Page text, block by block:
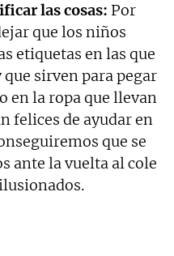
las cosas: Por
que los niños
etiquetas en las que
sirven para pegar
en la ropa que llevan
felices de ayudar en
que se
ante la vuelta al cole